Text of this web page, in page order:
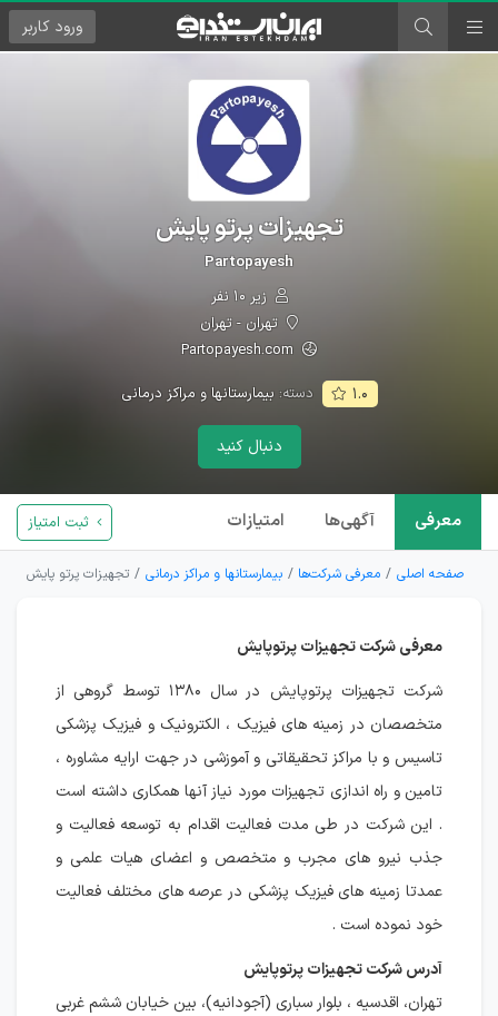
ورود کاربر
تجهیزات پرتو پایش
Partopayesh
زیر ۱۰ نفر
تهران - تهران
۱.۰ دسته:بیمارستانها و مراکز درمانی
دنبال کنید
معرفی آگهی‌ها امتیازات ثبت امتیاز
صفحه اصلی معرفی شرکت‌ها بیمارستانها و مراکز درمانی تجهیزات پرتو پایش
معرفی شرکت تجهیزات پرتوپایش
شرکت تجهیزات پرتوپایش در سال ۱۳۸۰ توسط گروهی از
متخصصان در زمینه های فیزیک ، الکترونیک و فیزیک پزشکی
تاسیس و با مراکز تحقیقاتی و آموزشی در جهت ارایه مشاوره ،
تامین و راه اندازی تجهیزات مورد نیاز آنها همکاری داشته است
. این شرکت در طی مدت فعالیت اقدام به توسعه فعالیت و
جذب نیرو های مجرب و متخصص و اعضای هیات علمی و
عمدتا زمینه های فیزیک پزشکی در عرصه های مختلف فعالیت
خود نموده است .
آدرس شرکت تجهیزات پرتوپایش
تهران، اقدسیه ، بلوار سباری (آجودانیه)، بين خيابان ششم غربی